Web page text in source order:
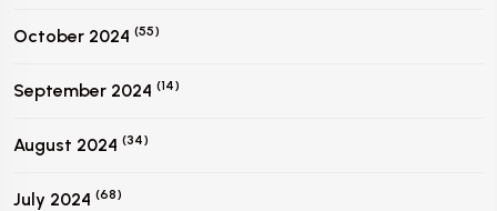
October 2024 (55)
September 2024 (14)
August 2024 (34)
July 2024 (68)